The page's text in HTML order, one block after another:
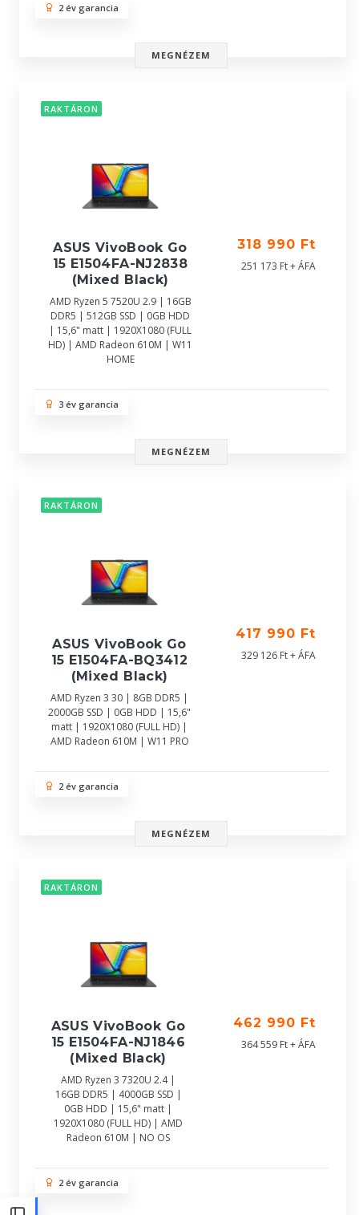
2 év garancia
MEGNÉZEM
RAKTÁRON
ASUS VivoBook Go
15 E1504FA-NJ2838
(Mixed Black)
AMD Ryzen 5 7520U 2.9 | 16GB
DDR5 | 512GB SSD | 0GB HDD
| 15,6" matt | 1920X1080 (FULL
HD) | AMD Radeon 610M | W11
HOME
318 990 Ft
251 173 Ft + ÁFA
3 év garancia
MEGNÉZEM
RAKTÁRON
ASUS VivoBook Go
15 E1504FA-BQ3412
(Mixed Black)
AMD Ryzen 3 30 | 8GB DDR5 |
2000GB SSD | 0GB HDD | 15,6"
matt | 1920X1080 (FULL HD) |
AMD Radeon 610M | W11 PRO
417 990 Ft
329 126 Ft + ÁFA
2 év garancia
MEGNÉZEM
RAKTÁRON
ASUS VivoBook Go
15 E1504FA-NJ1846
(Mixed Black)
AMD Ryzen 3 7320U 2.4 |
16GB DDR5 | 4000GB SSD |
0GB HDD | 15,6" matt |
1920X1080 (FULL HD) | AMD
Radeon 610M | NO OS
462 990 Ft
364 559 Ft + ÁFA
2 év garancia